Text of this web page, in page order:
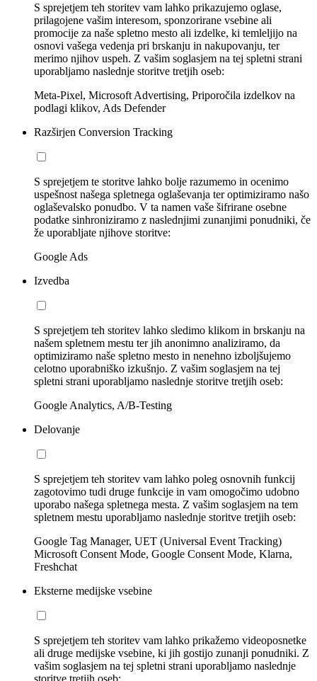
S sprejetjem teh storitev vam lahko prikazujemo oglase,
prilagojene vašim interesom, sponzorirane vsebine ali
promocije za naše spletno mesto ali izdelke, ki temleljijo na
osnovi vašega vedenja pri brskanju in nakupovanju, ter
merimo njihov uspeh. Z vašim soglasjem na tej spletni strani
uporabljamo naslednje storitve tretjih oseb:
Meta-Pixel, Microsoft Advertising, Priporočila izdelkov na
podlagi klikov, Ads Defender
Razširjen Conversion Tracking
S sprejetjem te storitve lahko bolje razumemo in ocenimo
uspešnost našega spletnega oglaševanja ter optimiziramo našo
oglaševalsko ponudbo. V ta namen vaše šifrirane osebne
podatke sinhroniziramo z naslednjimi zunanjimi ponudniki, če
že uporabljate njihove storitve:
Google Ads
Izvedba
S sprejetjem teh storitev lahko sledimo klikom in brskanju na
našem spletnem mestu ter jih anonimno analiziramo, da
optimiziramo naše spletno mesto in nenehno izboljšujemo
celotno uporabniško izkušnjo. Z vašim soglasjem na tej
spletni strani uporabljamo naslednje storitve tretjih oseb:
Google Analytics, A/B-Testing
Delovanje
S sprejetjem teh storitev vam lahko poleg osnovnih funkcij
zagotovimo tudi druge funkcije in vam omogočimo udobno
uporabo našega spletnega mesta. Z vašim soglasjem na tem
spletnem mestu uporabljamo naslednje storitve tretjih oseb:
Google Tag Manager, UET (Universal Event Tracking)
Microsoft Consent Mode, Google Consent Mode, Klarna,
Freshchat
Eksterne medijske vsebine
S sprejetjem teh storitev vam lahko prikažemo videoposnetke
ali druge medijske vsebine, ki jih gostijo zunanji ponudniki. Z
vašim soglasjem na tej spletni strani uporabljamo naslednje
storitve tretjih oseb: